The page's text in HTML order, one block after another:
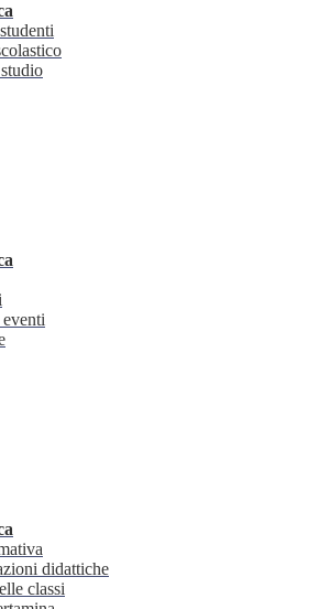
didattiche
classi